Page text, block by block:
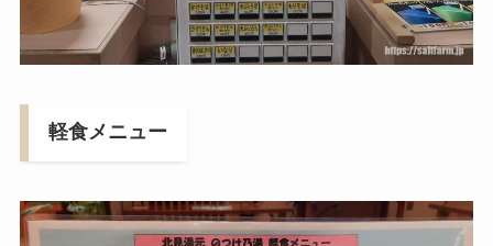
軽食メニュー